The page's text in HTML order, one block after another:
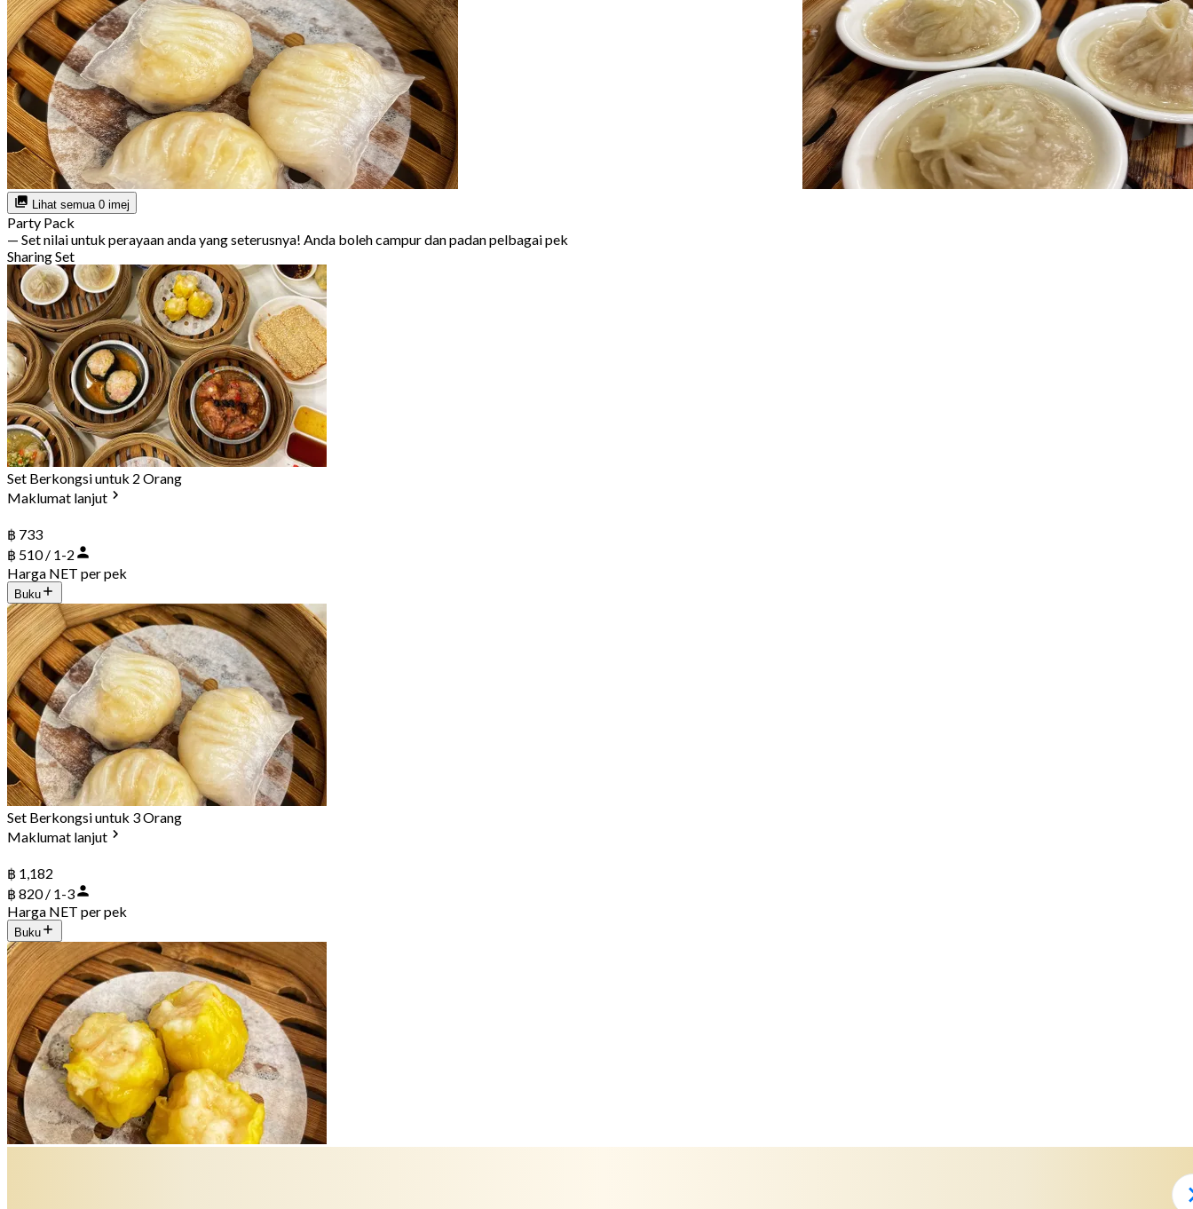
Lihat semua 0 imej
Party Pack
— Set nilai untuk perayaan anda yang seterusnya! Anda boleh campur dan padan pelbagai pek
Sharing Set
Set Berkongsi untuk 2 Orang
Maklumat lanjut
฿ 733
฿ 510 / 1-2
Harga NET per pek
Buku
Set Berkongsi untuk 3 Orang
Maklumat lanjut
฿ 1,182
฿ 820 / 1-3
Harga NET per pek
Buku